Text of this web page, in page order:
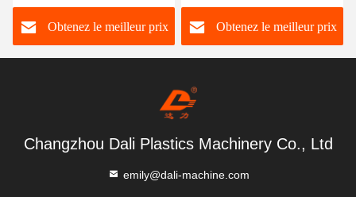
plastique coulé 0,20 mm
Obtenez le meilleur prix
film moulé 160 kg/h
Obtenez le meilleur prix
Changzhou Dali Plastics Machinery Co., Ltd
emily@dali-machine.com